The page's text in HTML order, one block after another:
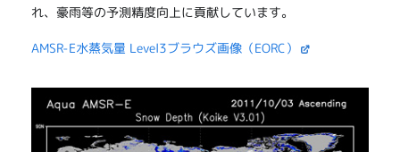
れ、豪雨等の予測精度向上に貢献しています。
AMSR-E水蒸気量 Level3ブラウズ画像（EORC）